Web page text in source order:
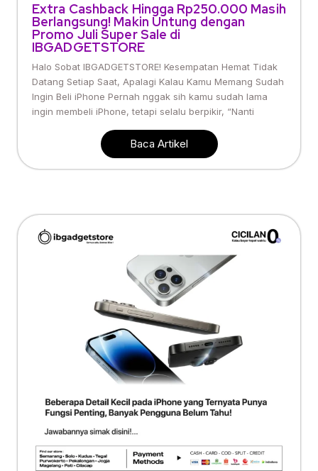
Extra Cashback Hingga Rp250.000 Masih
Berlangsung! Makin Untung dengan
Promo Juli Super Sale di
IBGADGETSTORE
Halo Sobat IBGADGETSTORE! Kesempatan Hemat Tidak
Datang Setiap Saat, Apalagi Kalau Kamu Memang Sudah
Ingin Beli iPhone Pernah nggak sih kamu sudah lama
ingin membeli iPhone, tetapi selalu berpikir, “Nanti
Baca Artikel